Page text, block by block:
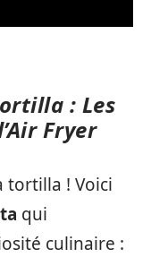
: Les
Fryer
tortilla ! Voici
qui
culinaire :